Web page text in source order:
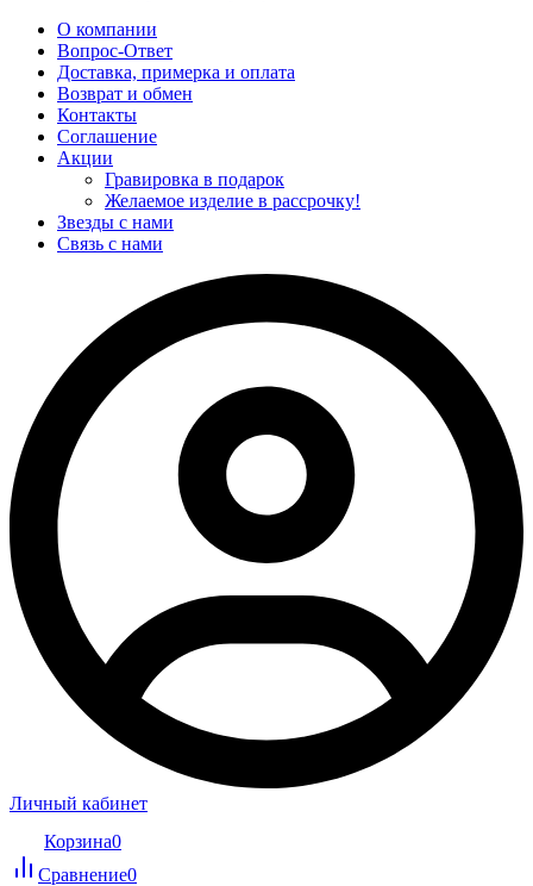
О компании
Вопрос-Ответ
Доставка, примерка и оплата
Возврат и обмен
Контакты
Соглашение
Акции
Гравировка в подарок
Желаемое изделие в рассрочку!
Звезды с нами
Связь с нами
Личный кабинет
Корзина0
Сравнение0